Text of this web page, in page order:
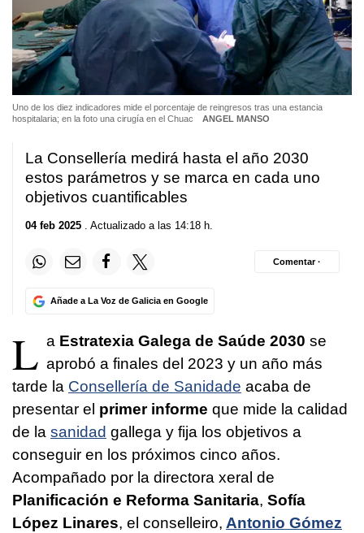
Uno de los diez indicadores mide el porcentaje de reingresos tras una estancia
hospitalaria; en la foto una cirugía en el Chuac
ANGEL MANSO
La Consellería medirá hasta el año 2030
estos parámetros y se marca en cada uno
objetivos cuantificables
04 feb 2025 . Actualizado a las 14:18 h.
Añade a La Voz de Galicia en Google
Comentar ·
L a Estratexia Galega de Saúde 2030 se
aprobó a finales del 2023 y un año más
tarde la Consellería de Sanidade acaba de
presentar el primer informe que mide la calidad
de la sanidad gallega y fija los objetivos a
conseguir en los próximos cinco años.
Acompañado por la directora xeral de
Planificación e Reforma Sanitaria, Sofía
López Linares, el conselleiro, Antonio Gómez